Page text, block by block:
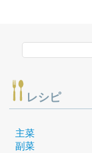
レシピ
主菜
副菜